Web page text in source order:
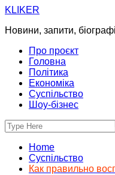
Skip
content
KLIKER
Новини, запити,
Про проєкт
Головна
Політика
Економіка
Суспільство
Шоу-бізнес
Home
Суспільство
Как правильно